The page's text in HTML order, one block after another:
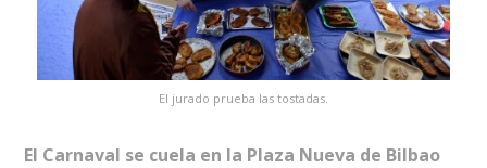
El jurado prueba las tostadas.
El Carnaval se cuela en la Plaza Nueva de Bilbao